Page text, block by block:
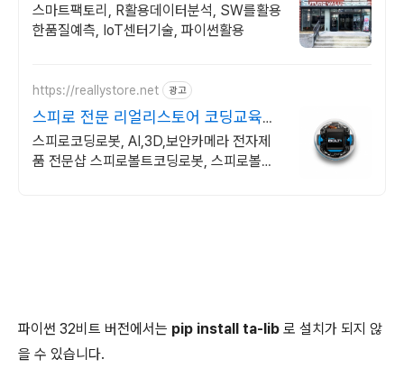
스마트팩토리, R활용데이터분석, SW를활용
한품질예측, IoT센터기술, 파이썬활용
https://reallystore.net 광고
스피로 전문 리얼리스토어 코딩교육을
쉽고 재밌게
스피로코딩로봇, AI,3D,보안카메라 전자제
품 전문샵 스피로볼트코딩로봇, 스피로볼트
파이썬 32비트 버전에서는 pip install ta-lib 로 설치가 되지 않
을 수 있습니다.